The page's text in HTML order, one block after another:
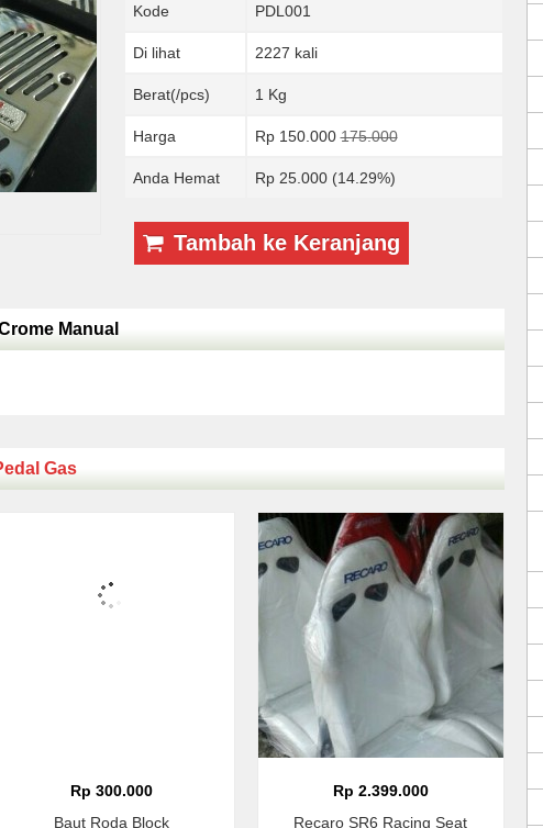
Kode PDL001
Di lihat 2227 kali
Berat(/pcs) 1 Kg
Harga Rp 150.000175.000
Anda Hemat Rp 25.000 (14.29%)
Tambah ke Keranjang
Manual
Gas
Rp 300.000
Baut Roda Block
Rp 2.399.000
Recaro SR6 Racing Seat